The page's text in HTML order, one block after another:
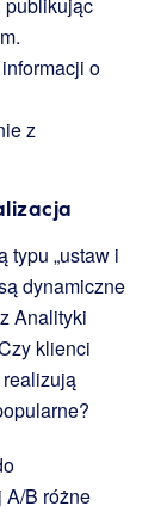
publikując
o
z
typu „ustaw i
dynamiczne
Analityki
klienci
A/B różne